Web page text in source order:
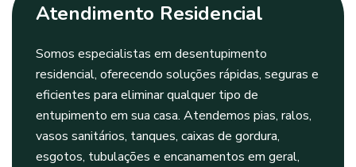
Atendimento Residencial
Somos especialistas em desentupimento
residencial, oferecendo soluções rápidas, seguras e
eficientes para eliminar qualquer tipo de
entupimento em sua casa. Atendemos pias, ralos,
vasos sanitários, tanques, caixas de gordura,
esgotos, tubulações e encanamentos em geral,